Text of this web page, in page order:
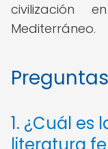
civilización
Mediterráneo.
1. ¿Cuál es